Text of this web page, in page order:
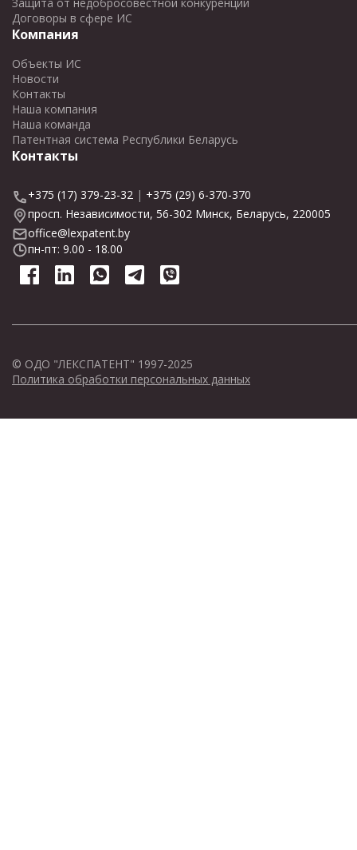
Договоры в сфере ИС
Компания
Объекты ИС
Новости
Контакты
Наша компания
Наша команда
Патентная система Республики Беларусь
Контакты
+375 (17) 379-23-32 | +375 (29) 6-370-370
просп. Независимости, 56-302 Минск, Беларусь, 220005
office@lexpatent.by
пн-пт: 9.00 - 18.00
© ОДО "ЛЕКСПАТЕНТ" 1997-2025
Политика обработки персональных данных